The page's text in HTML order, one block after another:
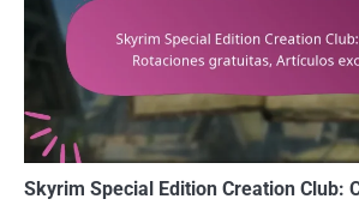
Skyrim Special Edition Creation Club: